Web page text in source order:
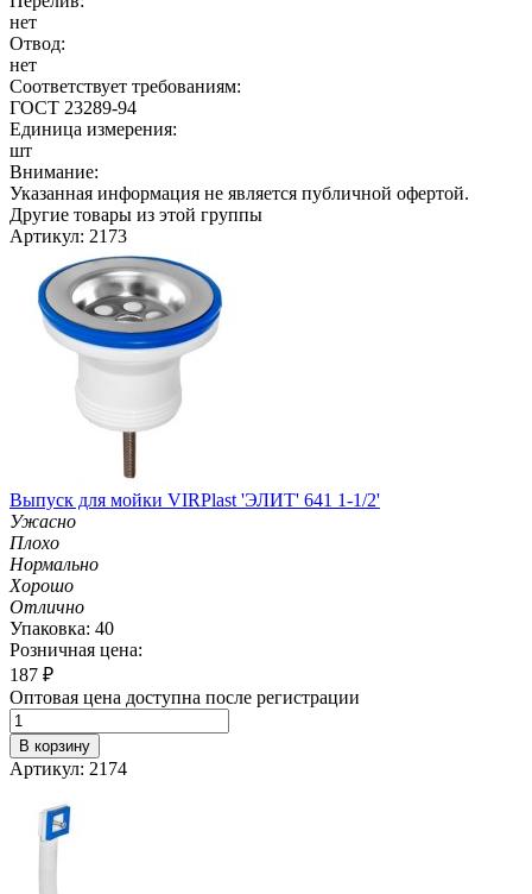
нет
Отвод:
нет
Соответствует требованиям:
ГОСТ 23289-94
Единица измерения:
шт
Внимание:
Указанная информация не является публичной офертой.
Другие товары из этой группы
Артикул: 2173
Выпуск для мойки VIRPlast 'ЭЛИТ' 641 1-1/2'
Ужасно
Плохо
Нормально
Хорошо
Отлично
Упаковка: 40
Розничная цена:
187 ₽
Оптовая цена доступна после регистрации
В корзину
Артикул: 2174